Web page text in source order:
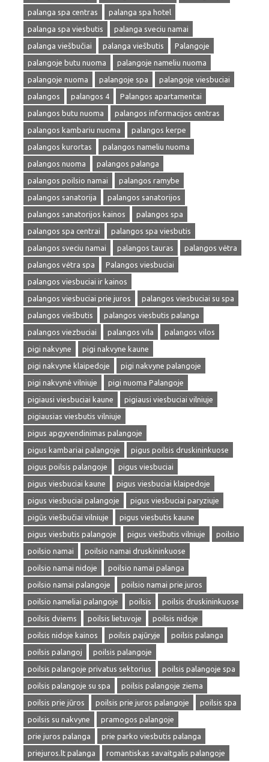
palanga spa centras
palanga spa hotel
palanga spa viesbutis
palanga sveciu namai
palanga viešbučiai
palanga viešbutis
Palangoje
palangoje butu nuoma
palangoje nameliu nuoma
palangoje nuoma
palangoje spa
palangoje viesbuciai
palangos
palangos 4
Palangos apartamentai
palangos butu nuoma
palangos informacijos centras
palangos kambariu nuoma
palangos kerpe
palangos kurortas
palangos nameliu nuoma
palangos nuoma
palangos palanga
palangos poilsio namai
palangos ramybe
palangos sanatorija
palangos sanatorijos
palangos sanatorijos kainos
palangos spa
palangos spa centrai
palangos spa viesbutis
palangos sveciu namai
palangos tauras
palangos vėtra
palangos vėtra spa
Palangos viesbuciai
palangos viesbuciai ir kainos
palangos viesbuciai prie juros
palangos viesbuciai su spa
palangos viešbutis
palangos viesbutis palanga
palangos viezbuciai
palangos vila
palangos vilos
pigi nakvyne
pigi nakvyne kaune
pigi nakvyne klaipedoje
pigi nakvyne palangoje
pigi nakvynė vilniuje
pigi nuoma Palangoje
pigiausi viesbuciai kaune
pigiausi viesbuciai vilniuje
pigiausias viesbutis vilniuje
pigus apgyvendinimas palangoje
pigus kambariai palangoje
pigus poilsis druskininkuose
pigus poilsis palangoje
pigus viesbuciai
pigus viesbuciai kaune
pigus viesbuciai klaipedoje
pigus viesbuciai palangoje
pigus viesbuciai paryziuje
pigūs viešbučiai vilniuje
pigus viesbutis kaune
pigus viesbutis palangoje
pigus viešbutis vilniuje
poilsio
poilsio namai
poilsio namai druskininkuose
poilsio namai nidoje
poilsio namai palanga
poilsio namai palangoje
poilsio namai prie juros
poilsio nameliai palangoje
poilsis
poilsis druskininkuose
poilsis dviems
poilsis lietuvoje
poilsis nidoje
poilsis nidoje kainos
poilsis pajūryje
poilsis palanga
poilsis palangoj
poilsis palangoje
poilsis palangoje privatus sektorius
poilsis palangoje spa
poilsis palangoje su spa
poilsis palangoje ziema
poilsis prie jūros
poilsis prie juros palangoje
poilsis spa
poilsis su nakvyne
pramogos palangoje
prie juros palanga
prie parko viesbutis palanga
priejuros.lt palanga
romantiskas savaitgalis palangoje